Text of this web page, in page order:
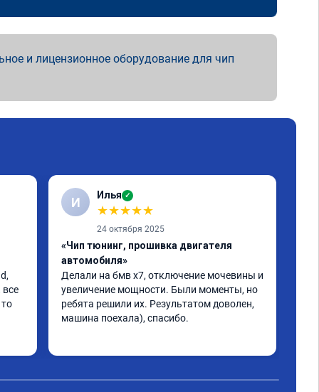
и лицензионное оборудование для чип
все
И Илья ✓
★★★★★
24 октября 2025
«Чип тюнинг, прошивка двигателя
автомобиля»
Делали на бмв х7, отключение мочевины и
увеличение мощности. Были моменты, но
ребята решили их. Результатом доволен,
машина поехала), спасибо.